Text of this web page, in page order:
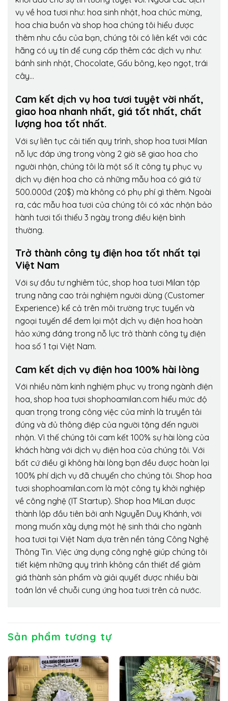
vụ về hoa tươi như: hoa sinh nhật, hoa chúc mừng,
hoa chia buồn và shop hoa chúng tôi hiểu được
thêm nhu cầu của bạn, chúng tôi có liên kết với các
hãng có uy tín để cung cấp thêm các dịch vụ như:
bánh sinh nhật, Chocolate, Gấu bông, kẹo ngọt, trái
cây…
Cam kết dịch vụ hoa tươi tuyệt vời nhất,
giao hoa nhanh nhất, giá tốt nhất, chất
lượng hoa tốt nhất.
Với sự liên tục cải tiến quy trình, shop hoa tươi Milan
nỗ lực đáp ứng trong vòng 2 giờ sẽ giao hoa cho
người nhận, chúng tôi là một số ít công ty phục vụ
dịch vụ điện hoa cho cả những mẫu hoa có giá từ
500.000đ (20$) mà không có phụ phí gì thêm. Ngoài
ra, các mẫu hoa tươi của chúng tôi có xác nhận bảo
hành tươi tối thiểu 3 ngày trong điều kiện bình
thường.
Trở thành công ty điện hoa tốt nhất tại
Việt Nam
Với sự đầu tư nghiêm túc, shop hoa tươi Milan tập
trung nâng cao trải nghiệm người dùng (Customer
Experience) kể cả trên môi trường trực tuyến và
ngoại tuyến để đem lại một dịch vụ điện hoa hoàn
hảo xứng đáng trong nỗ lực trở thành công ty điện
hoa số 1 tại Việt Nam.
Cam kết dịch vụ điện hoa 100% hài lòng
Với nhiều năm kinh nghiệm phục vụ trong ngành điện
hoa, shop hoa tươi shophoamilan.com hiểu mức độ
quan trọng trong công việc của mình là truyền tải
đúng và đủ thông điệp của người tặng đến người
nhận. Vì thế chúng tôi cam kết 100% sự hài lòng của
khách hàng với dịch vụ điện hoa của chúng tôi. Với
bất cứ điều gì không hài lòng bạn đều được hoàn lại
100% phí dịch vụ đã chuyển cho chúng tôi. Shop hoa
tươi shophoamilan.com là một công ty khởi nghiệp
về công nghệ (IT Startup). Shop hoa MiLan được
thành lập đầu tiên bởi anh Nguyễn Duy Khánh, với
mong muốn xây dựng một hệ sinh thái cho ngành
hoa tươi tại Việt Nam dựa trên nền tảng Công Nghệ
Thông Tin. Việc ứng dụng công nghệ giúp chúng tôi
tiết kiệm những quy trình không cần thiết để giảm
giá thành sản phẩm và giải quyết được nhiều bài
toán lớn về chuỗi cung ứng hoa tươi trên cả nước.
Sản phẩm tương tự